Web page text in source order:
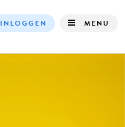
INLOGGEN MENU